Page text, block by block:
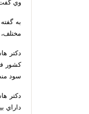
وي
به
دکتر
كشور
سود
دكتر
داراي